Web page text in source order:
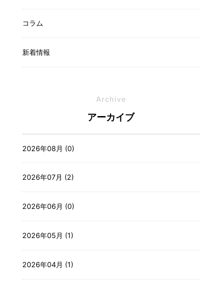
コラム
新着情報
Archive
アーカイブ
2026年08月 (0)
2026年07月 (2)
2026年06月 (0)
2026年05月 (1)
2026年04月 (1)